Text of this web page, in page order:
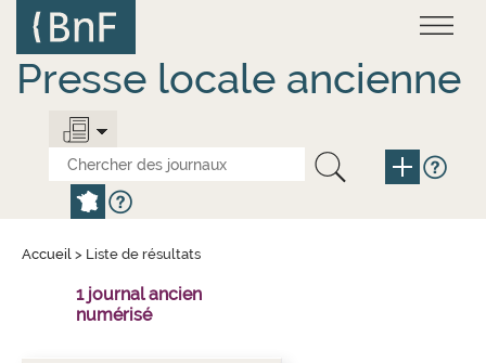
contenu
principal
Presse locale ancienne
Accueil > Liste de résultats
1 journal ancien
numérisé
Panneau de gestion des cookies